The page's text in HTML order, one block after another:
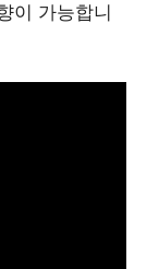
이 가능합니